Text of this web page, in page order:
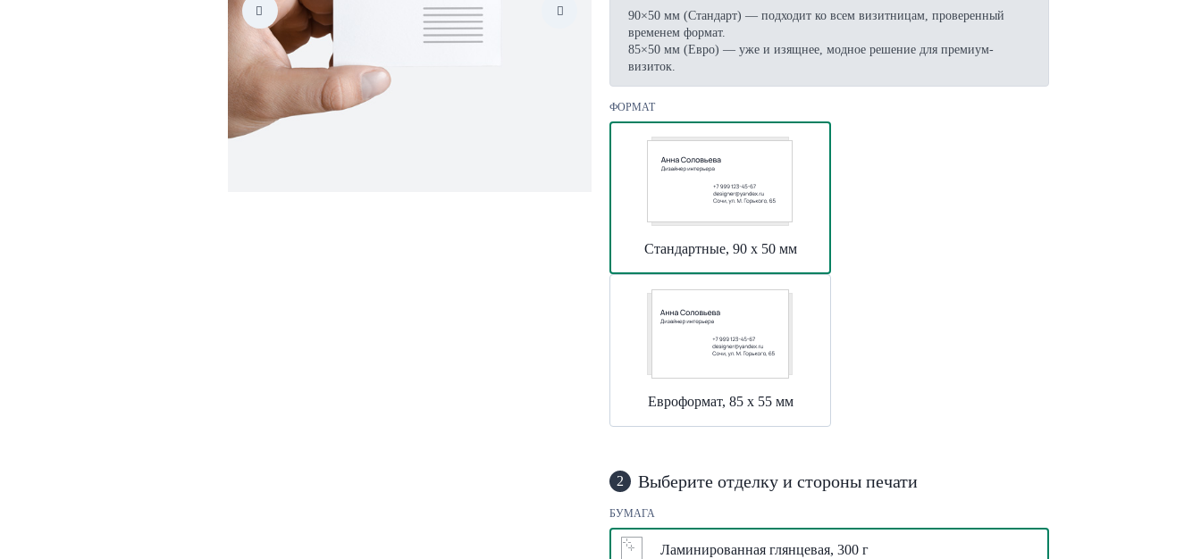
90×50 мм (Стандарт) — подходит ко всем визитницам, проверенный
временем формат.
85×50 мм (Евро) — уже и изящнее, модное решение для премиум-
визиток.
ФОРМАТ
Стандартные, 90 х 50 мм
Евроформат, 85 х 55 мм
2 Выберите отделку и стороны печати
БУМАГА
Ламинированная глянцевая, 300 г